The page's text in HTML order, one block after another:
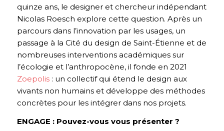
quinze ans, le designer et chercheur indépendant
Nicolas Roesch explore cette question. Après un
parcours dans l’innovation par les usages, un
passage à la Cité du design de Saint-Étienne et de
nombreuses interventions académiques sur
l’écologie et l’anthropocène, il fonde en 2021
Zoepolis: un collectif qui étend le design aux
vivants non humains et développe des méthodes
concrètes pour les intégrer dans nos projets.
ENGAGE : Pouvez-vous vous présenter ?